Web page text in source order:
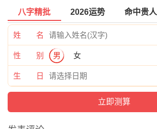
八字精批 2026运势 命中贵人
姓 名
性 别 男 女
生 日